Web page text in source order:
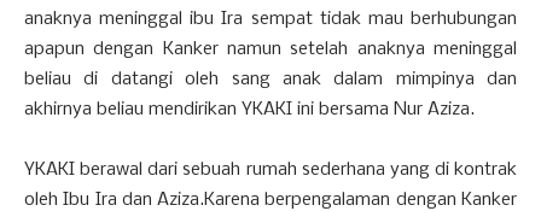
anaknya meninggal ibu Ira sempat tidak mau berhubungan
apapun dengan Kanker namun setelah anaknya meninggal
beliau di datangi oleh sang anak dalam mimpinya dan
akhirnya beliau mendirikan YKAKI ini bersama Nur Aziza.
YKAKI berawal dari sebuah rumah sederhana yang di kontrak
oleh Ibu Ira dan Aziza.Karena berpengalaman dengan Kanker